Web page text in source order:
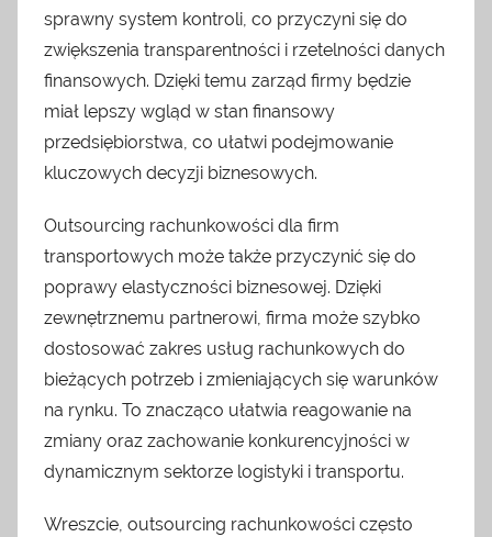
sprawny system kontroli, co przyczyni się do
zwiększenia transparentności i rzetelności danych
finansowych. Dzięki temu zarząd firmy będzie
miał lepszy wgląd w stan finansowy
przedsiębiorstwa, co ułatwi podejmowanie
kluczowych decyzji biznesowych.
Outsourcing rachunkowości dla firm
transportowych może także przyczynić się do
poprawy elastyczności biznesowej. Dzięki
zewnętrznemu partnerowi, firma może szybko
dostosować zakres usług rachunkowych do
bieżących potrzeb i zmieniających się warunków
na rynku. To znacząco ułatwia reagowanie na
zmiany oraz zachowanie konkurencyjności w
dynamicznym sektorze logistyki i transportu.
Wreszcie, outsourcing rachunkowości często